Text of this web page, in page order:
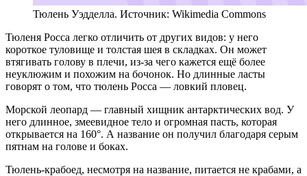
Тюлень Уэдделла. Источник: Wikimedia Commons
Тюленя Росса легко отличить от других видов: у него
короткое туловище и толстая шея в складках. Он может
втягивать голову в плечи, из-за чего кажется ещё более
неуклюжим и похожим на бочонок. Но длинные ласты
говорят о том, что тюлень Росса — ловкий пловец.
Морской леопард — главный хищник антарктических вод. У
него длинное, змеевидное тело и огромная пасть, которая
открывается на 160°. А название он получил благодаря серым
пятнам на голове и боках.
Тюлень-крабоед, несмотря на название, питается не крабами, а